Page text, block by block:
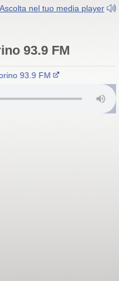
Ascolta nel tuo media player
93.9 FM
93.9 FM